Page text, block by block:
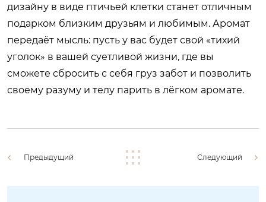
дизайну в виде птичьей клетки станет отличным
подарком близким друзьям и любимым. Аромат
передаёт мысль: пусть у вас будет свой «тихий
уголок» в вашей суетливой жизни, где вы
сможете сбросить с себя груз забот и позволить
своему разуму и телу парить в лёгком аромате.
Предыдущий Следующий